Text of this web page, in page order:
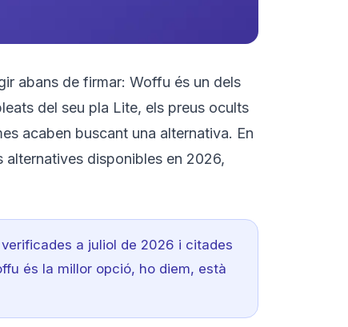
abans de firmar: Woffu és un dels
del seu pla Lite, els preus ocults
acaben buscant una alternativa. En
disponibles en 2026,
a juliol de 2026 i citades
és la millor opció, ho diem, està